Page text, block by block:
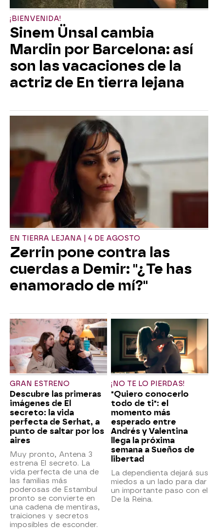
¡BIENVENIDA!
Sinem Ünsal cambia
Mardin por Barcelona: así
son las vacaciones de la
actriz de En tierra lejana
EN TIERRA LEJANA | 4 DE AGOSTO
Zerrin pone contra las
cuerdas a Demir: "¿Te has
enamorado de mí?"
GRAN ESTRENO
Descubre las primeras
imágenes de El
secreto: la vida
perfecta de Serhat, a
punto de saltar por los
aires
Muy pronto, Antena 3
estrena El secreto. La
vida perfecta de una de
las familias más
poderosas de Estambul
pronto se convierte en
una cadena de mentiras,
traiciones y secretos
imposibles de esconder.
¡NO TE LO PIERDAS!
"Quiero conocerlo
todo de ti": el
momento más
esperado entre
Andrés y Valentina
llega la próxima
semana a Sueños de
libertad
La dependienta dejará sus
miedos a un lado para dar
un importante paso con el
De la Reina.